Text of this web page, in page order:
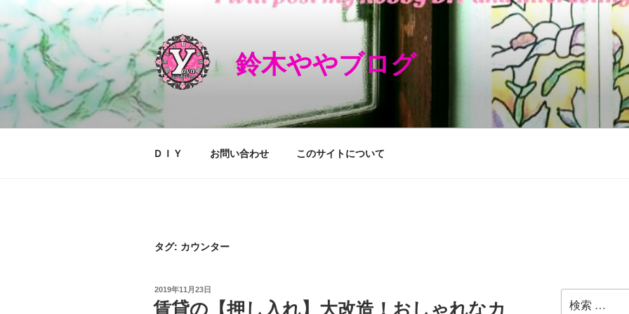
ン
テ
ン
へ
ス
キ
鈴木ややブログ
ＤＩＹ お問い合わせ このサイトについて
タグ: カウンター
投
稿
日:
2019年11月23日
賃貸の【押し入れ】大改造！おしゃれなカ
索: